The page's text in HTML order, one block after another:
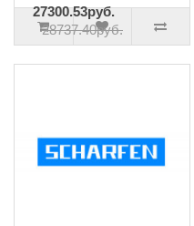
27300.53руб.
28737.40руб.